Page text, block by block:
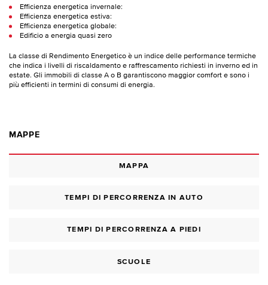
Efficienza energetica invernale:
Efficienza energetica estiva:
Efficienza energetica globale:
Edificio a energia quasi zero
La classe di Rendimento Energetico è un indice delle performance termiche
che indica i livelli di riscaldamento e raffrescamento richiesti in inverno ed in
estate. Gli immobili di classe A o B garantiscono maggior comfort e sono i
più efficienti in termini di consumi di energia.
MAPPE
MAPPA
TEMPI DI PERCORRENZA IN AUTO
TEMPI DI PERCORRENZA A PIEDI
SCUOLE